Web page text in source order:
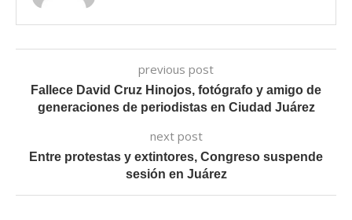
previous post
Fallece David Cruz Hinojos, fotógrafo y amigo de
generaciones de periodistas en Ciudad Juárez
next post
Entre protestas y extintores, Congreso suspende
sesión en Juárez